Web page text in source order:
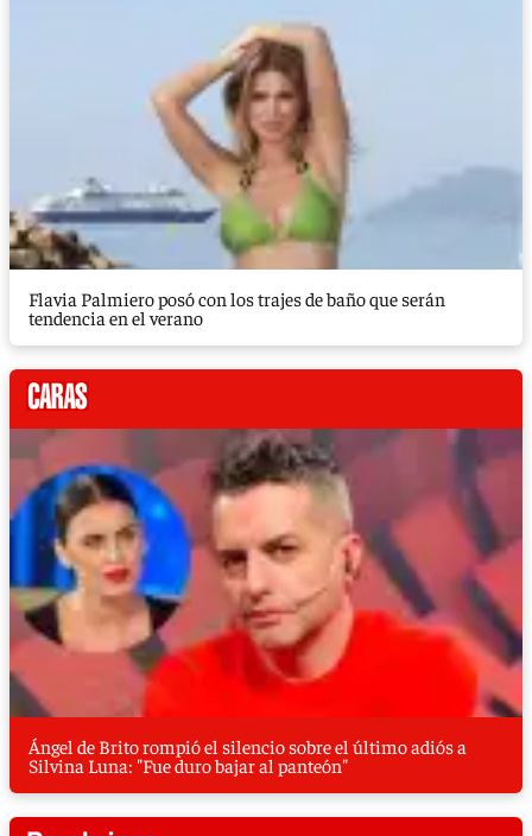
Flavia Palmiero posó con los trajes de baño que serán
tendencia en el verano
Ángel de Brito rompió el silencio sobre el último adiós a
Silvina Luna: "Fue duro bajar al panteón"